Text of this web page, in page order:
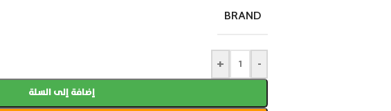
BRAND
-
+
إضافة إلى السلة